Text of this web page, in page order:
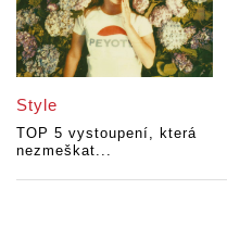
Style
TOP 5 vystoupení, která
nezmeškat...